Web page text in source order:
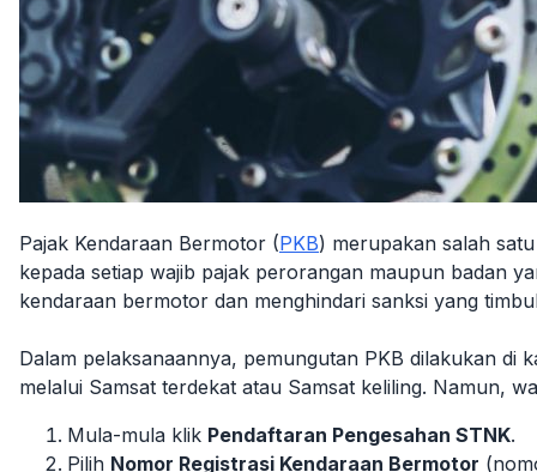
Pajak Kendaraan Bermotor (PKB) merupakan salah
kepada setiap wajib pajak perorangan maupun badan
kendaraan bermotor dan menghindari sanksi yang
Dalam pelaksanaannya, pemungutan PKB dilakukan di
melalui Samsat terdekat atau Samsat keliling. Namun,
Mula-mula klik Pendaftaran Pengesahan STNK.
Pilih Nomor Registrasi Kendaraan Bermotor